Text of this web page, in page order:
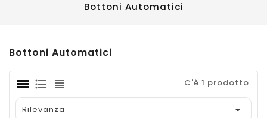
Bottoni Automatici
Bottoni Automatici
C'è 1 prodotto.
Rilevanza 